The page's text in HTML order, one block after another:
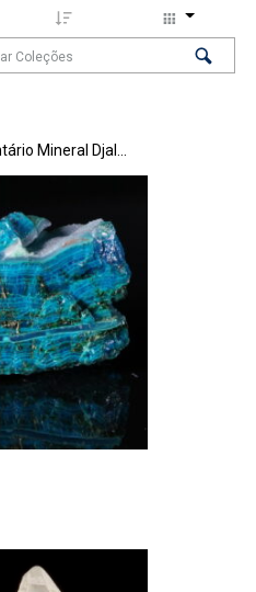
Exposição Inventário Mineral Djalma Guimarães – Andar das Minas